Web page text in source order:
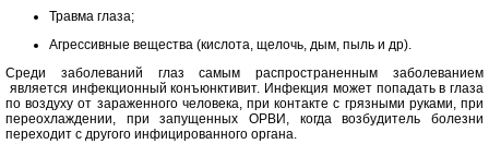
Травма глаза;
Агрессивные вещества (кислота, щелочь, дым, пыль и др).
Среди заболеваний глаз самым распространенным заболеванием
является инфекционный конъюнктивит. Инфекция может попадать в глаза
по воздуху от зараженного человека, при контакте с грязными руками, при
переохлаждении, при запущенных ОРВИ, когда возбудитель болезни
переходит с другого инфицированного органа.